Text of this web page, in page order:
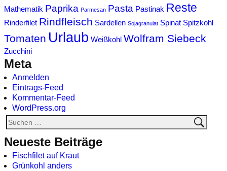
Mathematik Paprika Parmesan Pasta Pastinak Reste
Rinderfilet Rindfleisch Sardellen Sojagranulat Spinat Spitzkohl
Tomaten Urlaub Weißkohl Wolfram Siebeck
Zucchini
Meta
Anmelden
Eintrags-Feed
Kommentar-Feed
WordPress.org
Neueste Beiträge
Fischfilet auf Kraut
Grünkohl anders